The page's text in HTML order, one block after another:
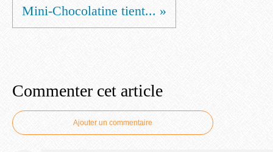
Mini-Chocolatine tient... »
Commenter cet article
Ajouter un commentaire